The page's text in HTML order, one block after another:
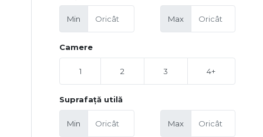
Min Max
Camere
1 2 3 4+
Suprafață utilă
Min Max